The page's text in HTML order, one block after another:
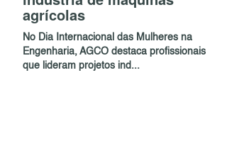
agrícolas
No Dia Internacional das Mulheres na
Engenharia, AGCO destaca profissionais
que lideram projetos ind...